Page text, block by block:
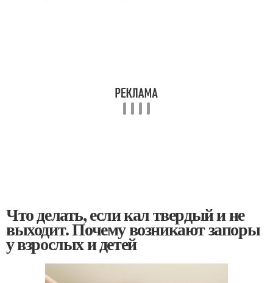
Что делать, если кал твердый и не
выходит. Почему возникают запоры
у взрослых и детей